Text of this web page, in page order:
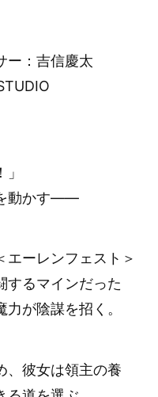
ー：吉信慶太
動かす――
エーレンフェスト＞
するマインだった
が陰謀を招く。
、彼女は領主の養